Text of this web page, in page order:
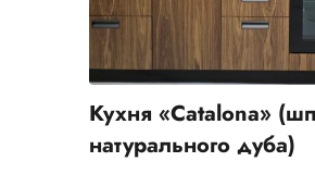
Кухня «Catalona»
натурального дуба)